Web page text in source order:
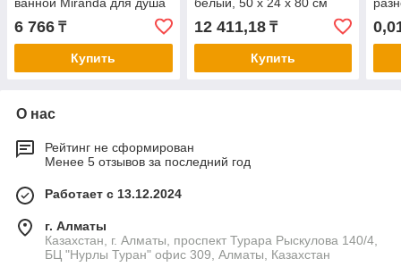
ванной Miranda для душа
180х200 см с ромбиками
белая
6 766 ₸
Купить
белый, 50 х 24 х 80 см
12 411,18₸
Купить
О нас
Рейтинг не сформирован
Менее 5 отзывов за последний год
Работает с 13.12.2024
г. Алматы
Казахстан, г. Алматы, проспект Турара Рыскулова 140/4,
БЦ "Нурлы Туран" офис 309, Алматы, Казахстан